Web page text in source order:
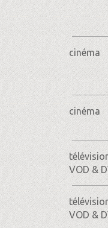
cinéma
cinéma
VOD &
VOD &